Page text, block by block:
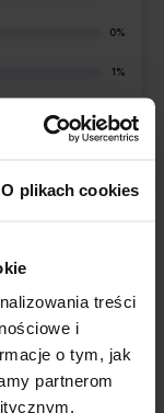
O plikach cookies
treści
i
o tym, jak
partnerom
0%
1%
zweryfikowano